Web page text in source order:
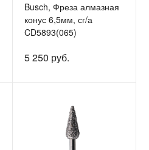
Busch, Фреза алмазная
конус 6,5мм, сг/а
CD5893(065)
5 250 руб.